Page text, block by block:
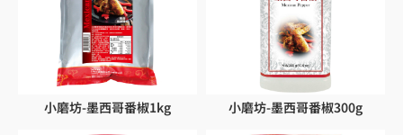
小磨坊-墨西哥番椒1kg 小磨坊-墨西哥番椒300g